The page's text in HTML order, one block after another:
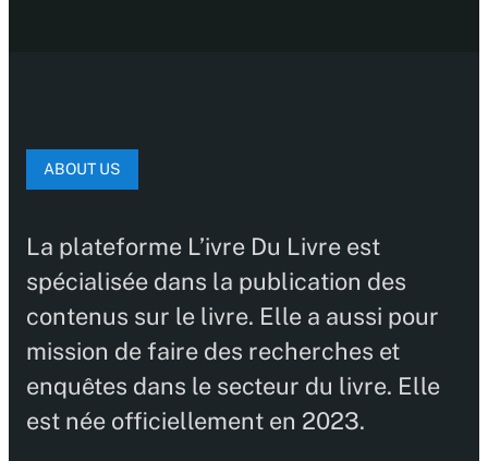
ABOUT US
La plateforme L’ivre Du Livre est
spécialisée dans la publication des
contenus sur le livre. Elle a aussi pour
mission de faire des recherches et
enquêtes dans le secteur du livre. Elle
est née officiellement en 2023.